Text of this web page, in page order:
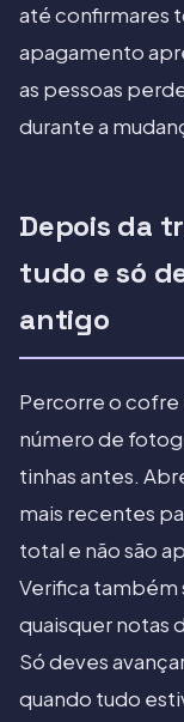
até confirmares
apagamento
as pessoas
durante a
Depois da
tudo e só
antigo
Percorre o cofre
número de
tinhas antes.
mais recentes
total e não são
Verifica também
quaisquer notas
Só deves
quando tudo